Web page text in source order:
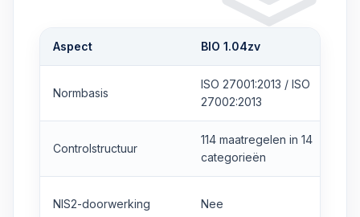
Aspect BIO 1.04zv
Normbasis
ISO 27001:2013 / ISO
27002:2013
Controlstructuur
114 maatregelen in 14
categorieën
NIS2-doorwerking Nee